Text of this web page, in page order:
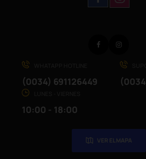
(0034) 691126449
10:00 - 18:00
VER EL MAPA
Facebook